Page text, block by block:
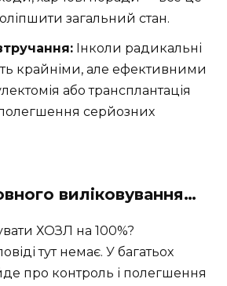
загальний стан.
Інколи радикальні
крайніми, але ефективними
або трансплантація
серйозних
виліковування…
ХОЗЛ на 100%?
тут немає. У багатьох
про контроль і полегшення